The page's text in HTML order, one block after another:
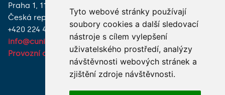
Tyto webové stránky používají
soubory cookies a další sledovací
nástroje s cílem vylepšení
uživatelského prostředí, analýzy
návštěvnosti webových stránek a
zjištění zdroje návštěvnosti.
Praha 1, 116 36
Česká republika
+420 224 491 850
info@cuni.cz
Provozní doba a kontakty
JAK K NÁM?